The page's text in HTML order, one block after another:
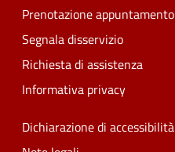
Prenotazione appuntamento
Segnala disservizio
Richiesta di assistenza
Informativa privacy
Dichiarazione di accessibilità